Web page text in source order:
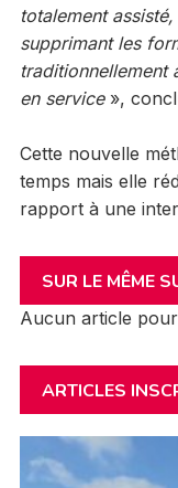
totalement
supprimant les
traditionnellement
en service»,
Cette nouvelle
temps mais elle
rapport à une
SUR LE MÊME
Aucun article
ARTICLES